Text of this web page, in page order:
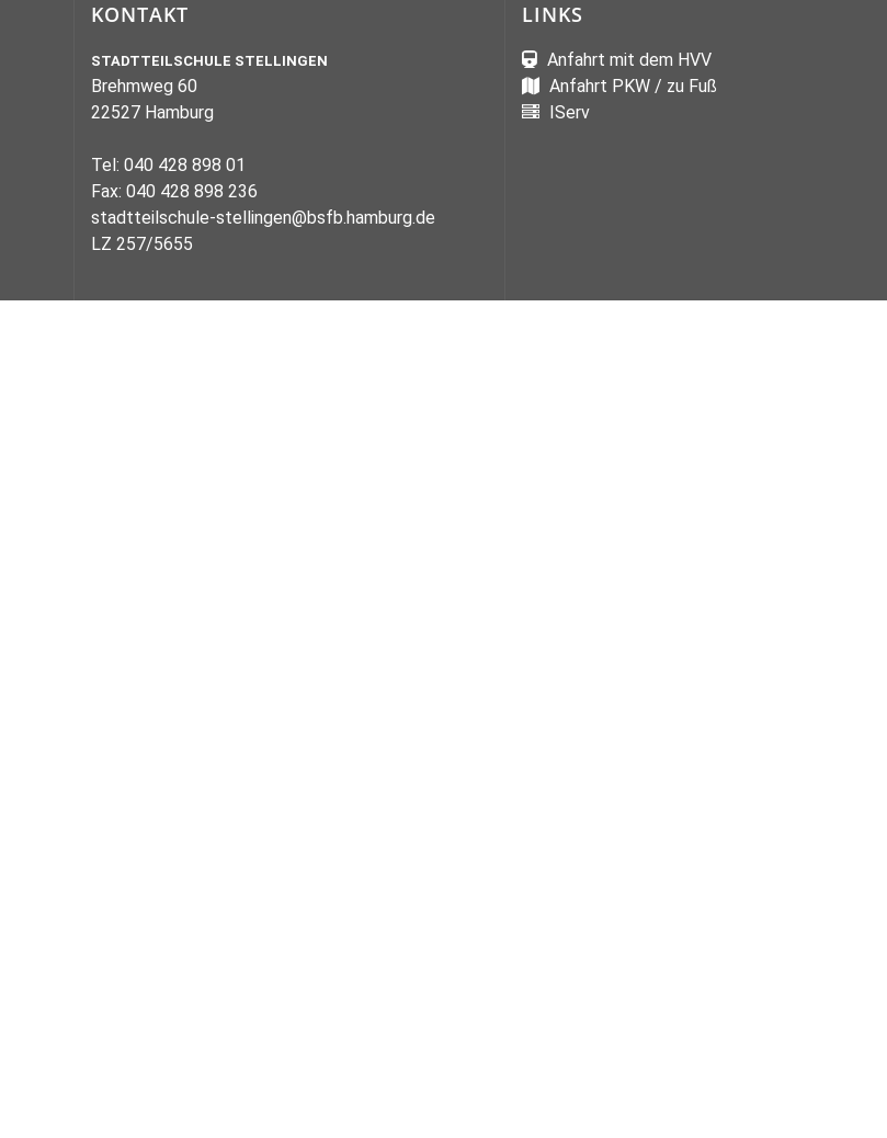
KONTAKT
STADTTEILSCHULE STELLINGEN
Brehmweg 60
22527 Hamburg
Tel: 040 428 898 01
Fax: 040 428 898 236
stadtteilschule-stellingen@bsfb.hamburg.de
LZ 257/5655
LINKS
Anfahrt mit dem HVV
Anfahrt PKW / zu Fuß
IServ